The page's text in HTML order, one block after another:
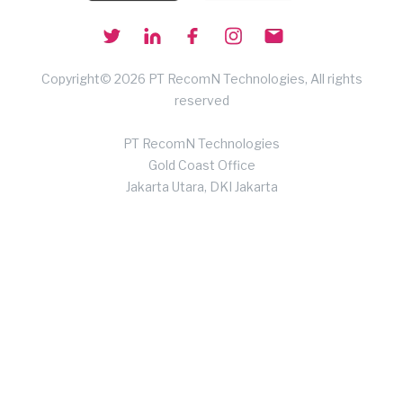
Copyright© 2026 PT RecomN Technologies, All rights
reserved
PT RecomN Technologies
Gold Coast Office
Jakarta Utara, DKI Jakarta